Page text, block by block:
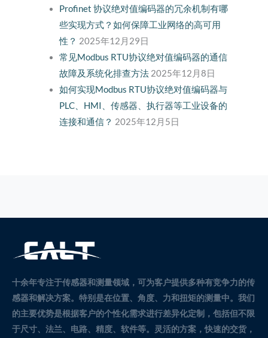
Profinet 协议绝对值编码器的冗余机制有哪
些实现方式？如何保障工业网络的高可用
性？ 2025年12月29日
常见Modbus RTU协议绝对值编码器的通信
故障及系统化排查方法 2025年12月8日
如何实现Modbus RTU协议绝对值编码器与
PLC、HMI、传感器、执行器等工业设备的
连接和通信？ 2025年12月5日
十余年专注于传感器和测量领域，可为客户提供多种有竞争力的传
感器和解决方案。 特别是在位置、角度、力和扭矩的测量中。 我们
的主要优势是根据客户的个性化需求进行差异化定制，包括但不限
于尺寸、法兰、电路、精度、软件等。灵活的方案，快速的交货，